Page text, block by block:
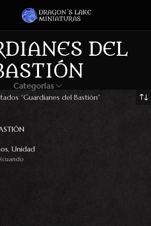
DEL
Categorías
“Guardianes del Bastión”
, Unidad
(cuando